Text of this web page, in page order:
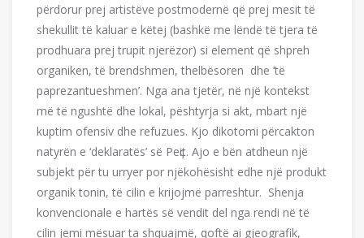
përdorur prej artistëve postmodernë që prej mesit të
shekullit të kaluar e këtej (bashkë me lëndë të tjera të
prodhuara prej trupit njerëzor) si element që shpreh
organiken, të brendshmen, thelbësoren dhe ‘të
paprezantueshmen’. Nga ana tjetër, në një kontekst
më të ngushtë dhe lokal, pështyrja si akt, mbart një
kuptim ofensiv dhe refuzues. Kjo dikotomi përcakton
natyrën e ‘deklaratës’ së Peҫit. Ajo e bën atdheun një
subjekt për tu urryer por njëkohësisht edhe një produkt
organik tonin, të cilin e krijojmë parreshtur. Shenja
konvencionale e hartës së vendit del nga rendi në të
cilin jemi mësuar ta shquajmë, qoftë ai gjeografik,